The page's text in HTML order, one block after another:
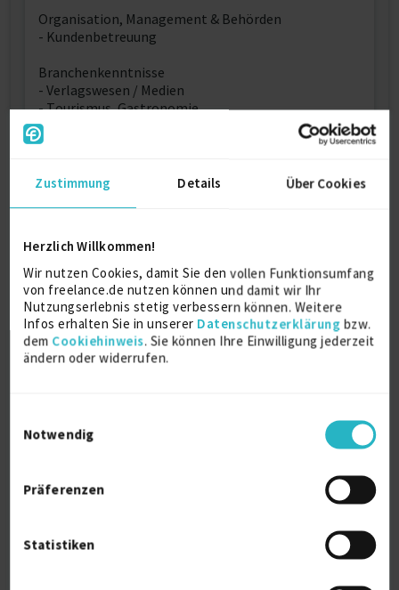
Zustimmung Details Über Cookies
Herzlich Willkommen!
Wir nutzen Cookies, damit Sie den vollen Funktionsumfang
von freelance.de nutzen können und damit wir Ihr
Nutzungserlebnis stetig verbessern können. Weitere
Infos erhalten Sie in unserer Datenschutzerklärung bzw.
dem Cookiehinweis. Sie können Ihre Einwilligung jederzeit
ändern oder widerrufen.
Notwendig
Präferenzen
Statistiken
Organisation, Management & Behörden
- Kundenbetreuung
Branchenkenntnisse
- Verlagswesen / Medien
- Tourismus, Gastronomie
- Telekommunikation
- Technologie
- Energie
- Versicherung, Recht
MS Office, HTML, Photoshop, Fotografie, Social
Media, Web 2.0, SEO, Reportagen, Foren-Moderation,
CMS, Content-Management, Community-
Management, Ghostwriting,
Produktbeschreibungen, Lektorat, Korrektorat,
Persönliche Daten
Sprache
Deutsch (Muttersprache)